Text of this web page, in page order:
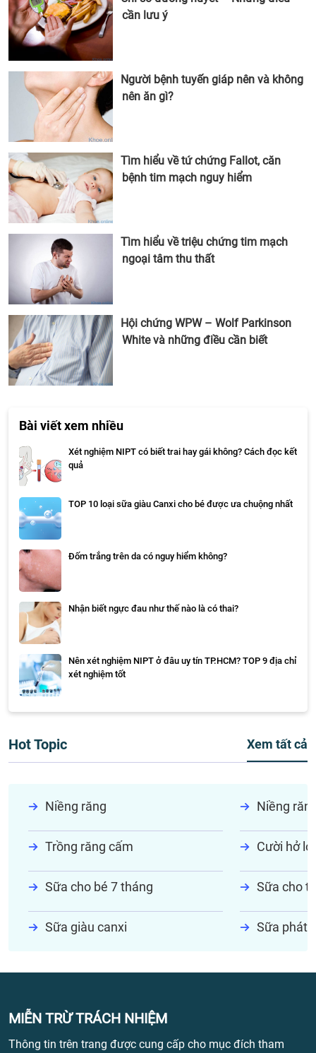
cần lưu ý
Người bệnh tuyến giáp nên và không
nên ăn gì?
Tìm hiểu về tứ chứng Fallot, căn
bệnh tim mạch nguy hiểm
Tìm hiểu về triệu chứng tim mạch
ngoại tâm thu thất
Hội chứng WPW – Wolf Parkinson
White và những điều cần biết
Bài viết xem nhiều
Xét nghiệm NIPT có biết trai hay gái không? Cách đọc kết
quả
TOP 10 loại sữa giàu Canxi cho bé được ưa chuộng nhất
Đốm trắng trên da có nguy hiểm không?
Nhận biết ngực đau như thế nào là có thai?
Nên xét nghiệm NIPT ở đâu uy tín TP.HCM? TOP 9 địa chỉ
xét nghiệm tốt
Hot Topic Xem tất cả
Niềng răng Niềng
Trồng răng cấm Cười hở lợi
Sữa cho bé 7 tháng Sữa cho
Sữa giàu canxi Sữa phát
MIỄN TRỪ TRÁCH NHIỆM
Thông tin trên trang được cung cấp cho mục đích tham